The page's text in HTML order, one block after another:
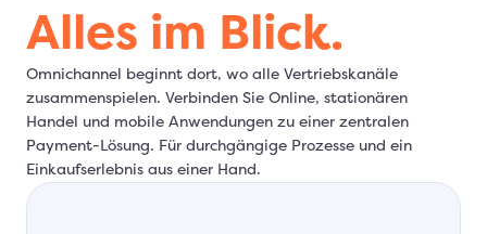
Alles im Blick.
Omnichannel beginnt dort, wo alle Vertriebskanäle
zusammenspielen. Verbinden Sie Online, stationären
Handel und mobile Anwendungen zu einer zentralen
Payment-Lösung. Für durchgängige Prozesse und ein
Einkaufserlebnis aus einer Hand.